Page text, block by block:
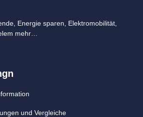
Energie sparen, Elektromobilität,
mehr…
und Vergleiche